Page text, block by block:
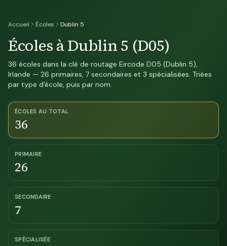
Accueil Écoles Dublin 5
Écoles à Dublin 5 (D05)
36 écoles dans la clé de routage Eircode D05 (Dublin 5),
Irlande — 26 primaires, 7 secondaires et 3 spécialisées. Triées
par type d'école, puis par nom.
ÉCOLES AU TOTAL
36
PRIMAIRE
26
SECONDAIRE
7
SPÉCIALISÉE